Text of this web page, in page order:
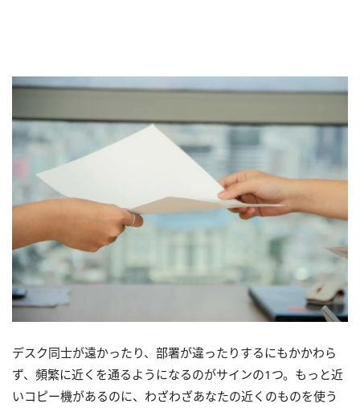
デスク同士が遠かったり、部署が違ったりするにもかかわら
ず、頻繁に近くを通るようになるのがサインの1つ。もっと近
いコピー機があるのに、わざわざあなたの近くのものを使う